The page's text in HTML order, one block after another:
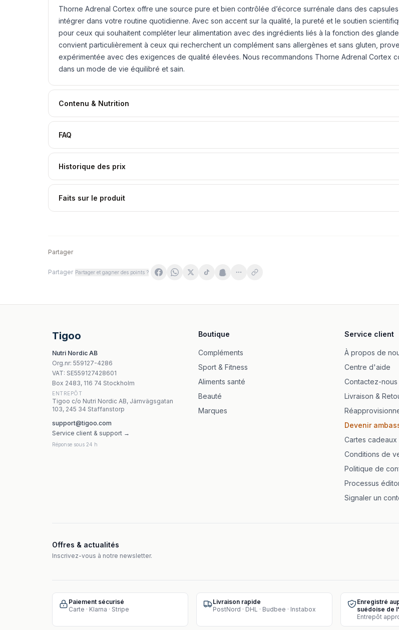
Thorne Adrenal Cortex offre une source pure et bien contrôlée d’écorce surrénale dans des
intégrer dans votre routine quotidienne. Avec son accent sur la qualité, la pureté et le soutien
pour ceux qui souhaitent compléter leur alimentation avec des ingrédients liés à la fonction des
convient particulièrement à ceux qui recherchent un complément sans allergènes et sans gluten,
expérimentée avec des exigences de qualité élevées. Nous recommandons Thorne Adrenal Cortex
dans un mode de vie équilibré et sain.
Contenu & Nutrition
FAQ
Historique des prix
Faits sur le produit
Partager
Partager Partager et gagner des points ?
WegaFarm Liver Complex SR 60 kapslar
Swanson Adaptogenic Herbal Complex 60 Caps
MedFuture Pureline Nutrition Garcinia cambogia ekstrakt 60 kapslar
Medverita Mumio/Shilajit 120 kapslar
Himalaya Bacopa (Brahmi) 60 kapslar
Tigoo
Nutri Nordic AB
Org.nr: 559127-4286
VAT: SE559127428601
Box 2483, 116 74 Stockholm
ENTREPÔT
Tigoo c/o Nutri Nordic AB, Järnvägsgatan
103, 245 34 Staffanstorp
support@tigoo.com
Service client & support →
Réponse sous 24 h
Boutique
Compléments
Sport & Fitness
Aliments santé
Beauté
Marques
Service client
À propos de
Centre d'aide
Contactez-nous
Livraison &
Devenir
Cartes cadeaux
Conditions de
Politique de
Processus
Signaler un
Offres & actualités
Inscrivez-vous à notre newsletter.
Paiement sécurisé
Carte · Klarna · Stripe
Livraison rapide
PostNord · DHL · Budbee · Instabox
Enregistré
suédoise de